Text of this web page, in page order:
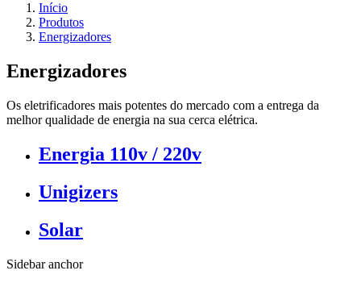
Início
Produtos
Energizadores
Energizadores
Os eletrificadores mais potentes do mercado com a entrega da
melhor qualidade de energia na sua cerca elétrica.
Energia 110v / 220v
Unigizers
Solar
Sidebar anchor